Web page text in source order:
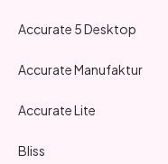
Accurate 5 Desktop
Accurate Manufaktur
Accurate Lite
Bliss